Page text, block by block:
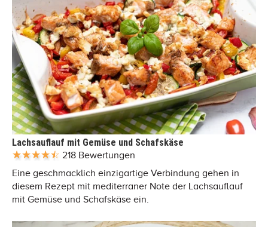
Lachsauflauf mit Gemüse und Schafskäse
218 Bewertungen
Eine geschmacklich einzigartige Verbindung gehen in
diesem Rezept mit mediterraner Note der Lachsauflauf
mit Gemüse und Schafskäse ein.